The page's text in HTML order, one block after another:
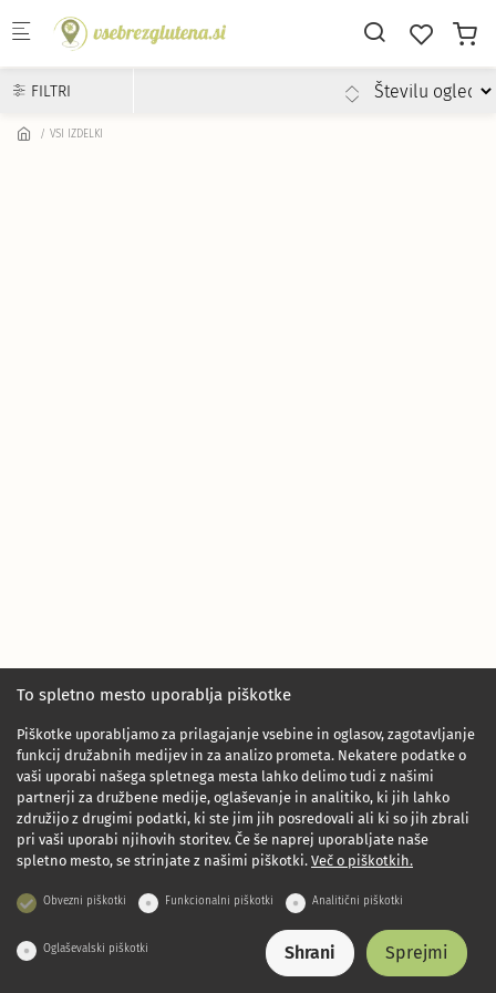
Skip to main content
FILTRI
VSI IZDELKI
To spletno mesto uporablja piškotke
Piškotke uporabljamo za prilagajanje vsebine in oglasov, zagotavljanje
funkcij družabnih medijev in za analizo prometa. Nekatere podatke o
vaši uporabi našega spletnega mesta lahko delimo tudi z našimi
partnerji za družbene medije, oglaševanje in analitiko, ki jih lahko
združijo z drugimi podatki, ki ste jim jih posredovali ali ki so jih zbrali
pri vaši uporabi njihovih storitev. Če še naprej uporabljate naše
spletno mesto, se strinjate z našimi piškotki. Več o piškotkih.
Obvezni piškotki Funkcionalni piškotki Analitični piškotki
Oglaševalski piškotki Sprejmi
Shrani